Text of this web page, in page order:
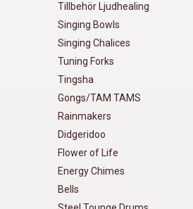
Tillbehör Ljudhealing
Singing Bowls
Singing Chalices
Tuning Forks
Tingsha
Gongs/TAM TAMS
Rainmakers
Didgeridoo
Flower of Life
Energy Chimes
Bells